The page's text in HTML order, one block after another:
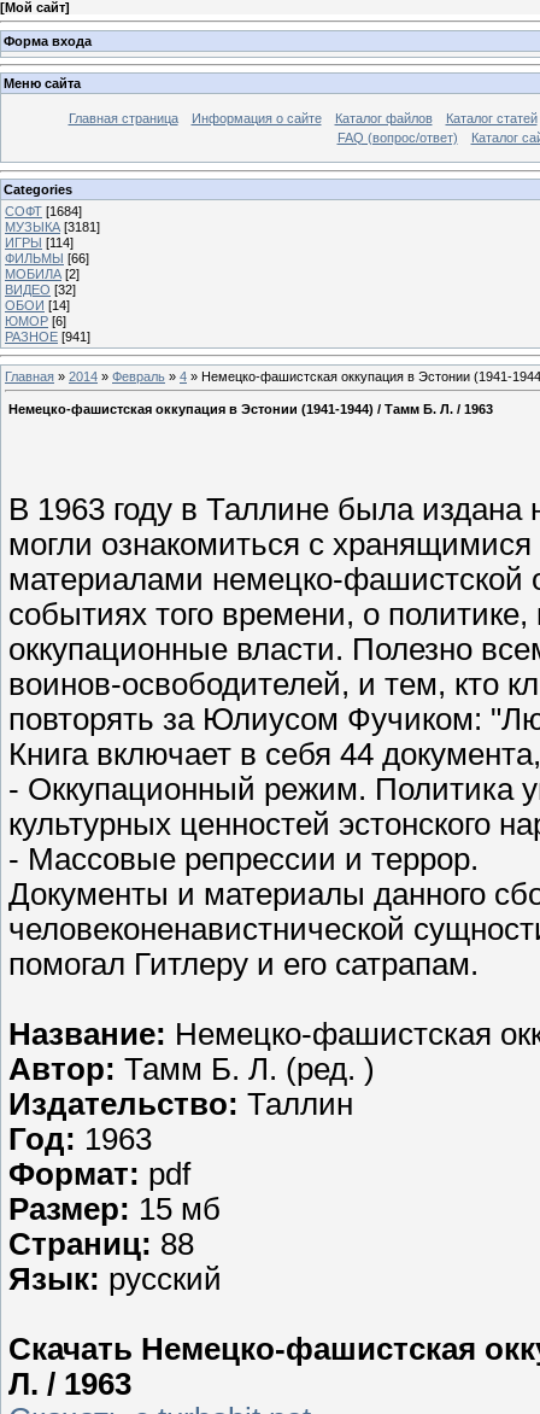
[Мой сайт]
Форма входа
Меню сайта
Главная страница Информация о сайте Каталог файлов
Каталог статей
FAQ (вопрос/ответ)
Каталог
Categories
СОФТ [1684]
МУЗЫКА [3181]
ИГРЫ [114]
ФИЛЬМЫ [66]
МОБИЛА [2]
ВИДЕО [32]
ОБОИ [14]
ЮМОР [6]
РАЗНОЕ [941]
Главная » 2014 » Февраль » 4 » Немецко-фашистская оккупация в Эстонии (1941-
Немецко-фашистская оккупация в Эстонии (1941-1944) / Тамм Б. Л. / 1963
В 1963 году в Таллине была
могли ознакомиться с
материалами немецко-фашистской
событиях того времени, о
оккупационные власти. Полезно
воинов-освободителей, и тем, кто
повторять за Юлиусом Фучиком:
Книга включает в себя 44
- Оккупационный режим. Политика
культурных ценностей эстонского
- Массовые репрессии и террор.
Документы и материалы данного
человеконенавистнической
помогал Гитлеру и его сатрапам.
Название: Немецко-фашистская
Автор: Тамм Б. Л. (ред. )
Издательство: Таллин
Год: 1963
Формат: pdf
Размер: 15 мб
Cтраниц: 88
Язык: русский
Скачать Немецко-фашистская
Л. / 1963